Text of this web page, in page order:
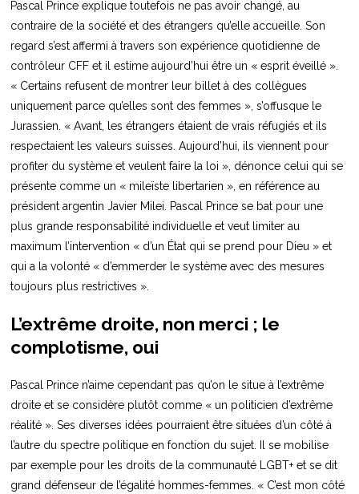
Pascal Prince explique toutefois ne pas avoir changé, au
contraire de la société et des étrangers qu’elle accueille. Son
regard s’est affermi à travers son expérience quotidienne de
contrôleur CFF et il estime aujourd’hui être un « esprit éveillé ».
« Certains refusent de montrer leur billet à des collègues
uniquement parce qu’elles sont des femmes », s’offusque le
Jurassien. « Avant, les étrangers étaient de vrais réfugiés et ils
respectaient les valeurs suisses. Aujourd’hui, ils viennent pour
profiter du système et veulent faire la loi », dénonce celui qui se
présente comme un « mileïste libertarien », en référence au
président argentin Javier Milei. Pascal Prince se bat pour une
plus grande responsabilité individuelle et veut limiter au
maximum l’intervention « d’un État qui se prend pour Dieu » et
qui a la volonté « d’emmerder le système avec des mesures
toujours plus restrictives ».
L’extrême droite, non merci ; le
complotisme, oui
Pascal Prince n’aime cependant pas qu’on le situe à l’extrême
droite et se considère plutôt comme « un politicien d’extrême
réalité ». Ses diverses idées pourraient être situées d’un côté à
l’autre du spectre politique en fonction du sujet. Il se mobilise
par exemple pour les droits de la communauté LGBT+ et se dit
grand défenseur de l’égalité hommes-femmes. « C’est mon côté